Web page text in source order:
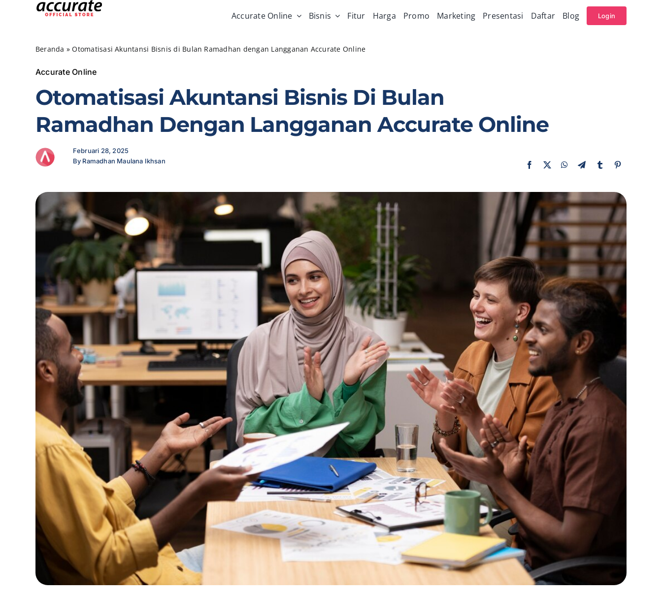
Accurate Online Bisnis Fitur Harga Promo Marketing Presentasi Daftar Blog Login
Beranda »Otomatisasi Akuntansi Bisnis di Bulan Ramadhan dengan Langganan Accurate Online
Accurate Online
Otomatisasi Akuntansi Bisnis Di Bulan
Ramadhan Dengan Langganan Accurate Online
Februari 28, 2025
By Ramadhan Maulana Ikhsan